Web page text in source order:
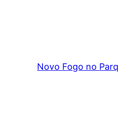
Novo Fogo no